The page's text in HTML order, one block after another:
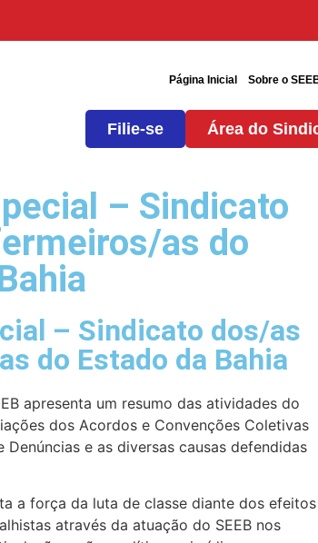
Página Inicial Sobre o
Filie-se Área do
– Sindicato
as do
– Sindicato dos/as
do Estado da Bahia
apresenta um resumo das atividades do
dos Acordos e Convenções Coletivas
Denúncias e as diversas causas defendidas
a força da luta de classe diante dos efeitos
através da atuação do SEEB nos